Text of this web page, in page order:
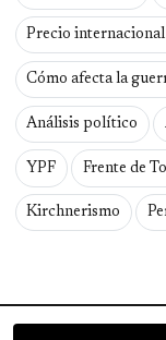
Precio
Cómo afecta la
Análisis político
YPF Frente de
Kirchnerismo